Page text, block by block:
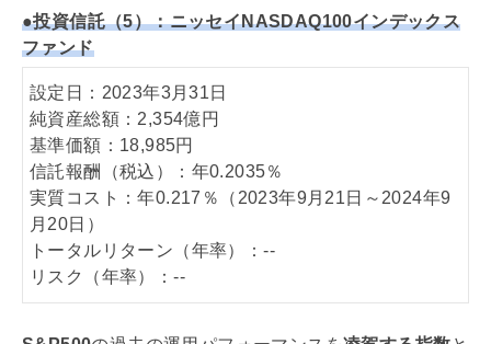
●投資信託（5）：ニッセイNASDAQ100インデックス
ファンド
設定日：2023年3月31日
純資産総額：2,354億円
基準価額：18,985円
信託報酬（税込）：年0.2035％
実質コスト：年0.217％（2023年9月21日～2024年9
月20日）
トータルリターン（年率）：--
リスク（年率）：--